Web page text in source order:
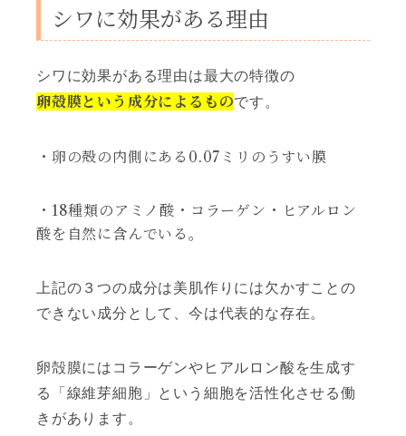
シワに効果がある理由
シワに効果がある理由は最大の特徴の
卵殻膜という成分によるものです。
・卵の殻の内側にある0.07ミリのうすい膜
・18種類のアミノ酸・コラーゲン・ヒアルロン
酸を自然に含んでいる。
上記の３つの成分は美肌作りには欠かすことの
できない成分として、今は代表的な存在。
卵殻膜にはコラーゲンやヒアルロン酸を生成す
る「線維芽細胞」という細胞を活性化させる働
きがあります。